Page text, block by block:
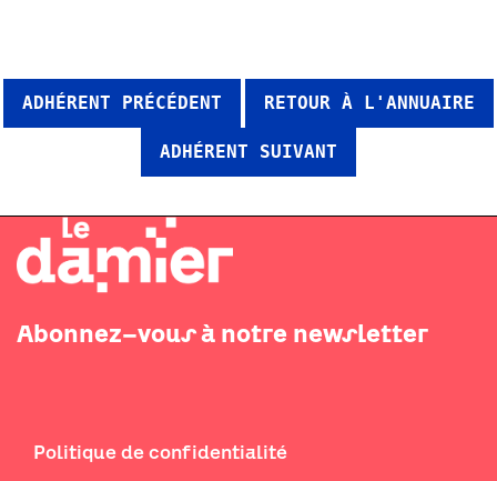
ADHÉRENT PRÉCÉDENT RETOUR À L'ANNUAIRE
ADHÉRENT SUIVANT
Abonnez-vous à notre newsletter
Politique de confidentialité